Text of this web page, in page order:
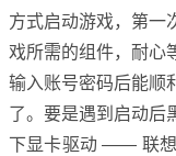
方式启动游戏，第一
戏所需的组件，耐心
输入账号密码后能顺
了。要是遇到启动后
下显卡驱动 —— 联想